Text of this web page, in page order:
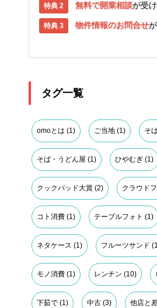
無料で開業相談が受
物件情報のお問合せ
タグ一覧
omoとは (1) ご当地 (1) そ
そば・うどん屋 (1) ひやむぎ (1)
クックパッド大賞 (2) クラウド
コト消費 (1) テーブルフォト (1)
ネタケース (1) フルーツサンド
モノ消費 (1) レンチン (10)
下茹で (1) 中古 (3) 他店と